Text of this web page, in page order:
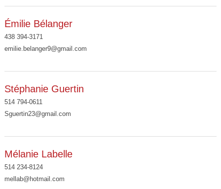
Émilie Bélanger
438 394-3171
emilie.belanger9@gmail.com
Stéphanie Guertin
514 794-0611
Sguertin23@gmail.com
Mélanie Labelle
514 234-8124
mellab@hotmail.com